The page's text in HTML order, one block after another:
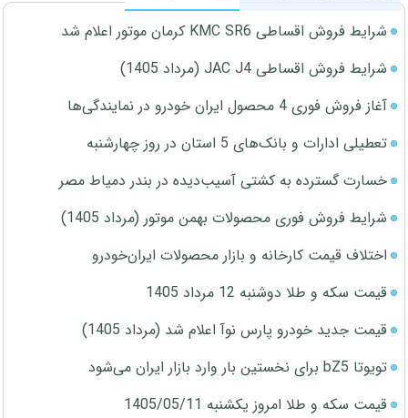
شرایط فروش اقساطی KMC SR6 کرمان موتور اعلام شد
شرایط فروش اقساطی JAC J4 (مرداد 1405)
آغاز فروش فوری 4 محصول ایران خودرو در نمایندگی‌ها
تعطیلی ادارات و بانک‌های 5 استان در روز چهارشنبه
خسارت گسترده به کشتی آسیب‌دیده در بندر دمیاط مصر
شرایط فروش فوری محصولات بهمن موتور (مرداد 1405)
اختلاف قیمت کارخانه و بازار محصولات ایران‌خودرو
قیمت سکه و طلا دوشنبه 12 مرداد 1405
قیمت جدید خودرو پارس نوآ اعلام شد (مرداد 1405)
تویوتا bZ5 برای نخستین بار وارد بازار ایران می‌شود
قیمت سکه و طلا امروز یکشنبه 1405/05/11